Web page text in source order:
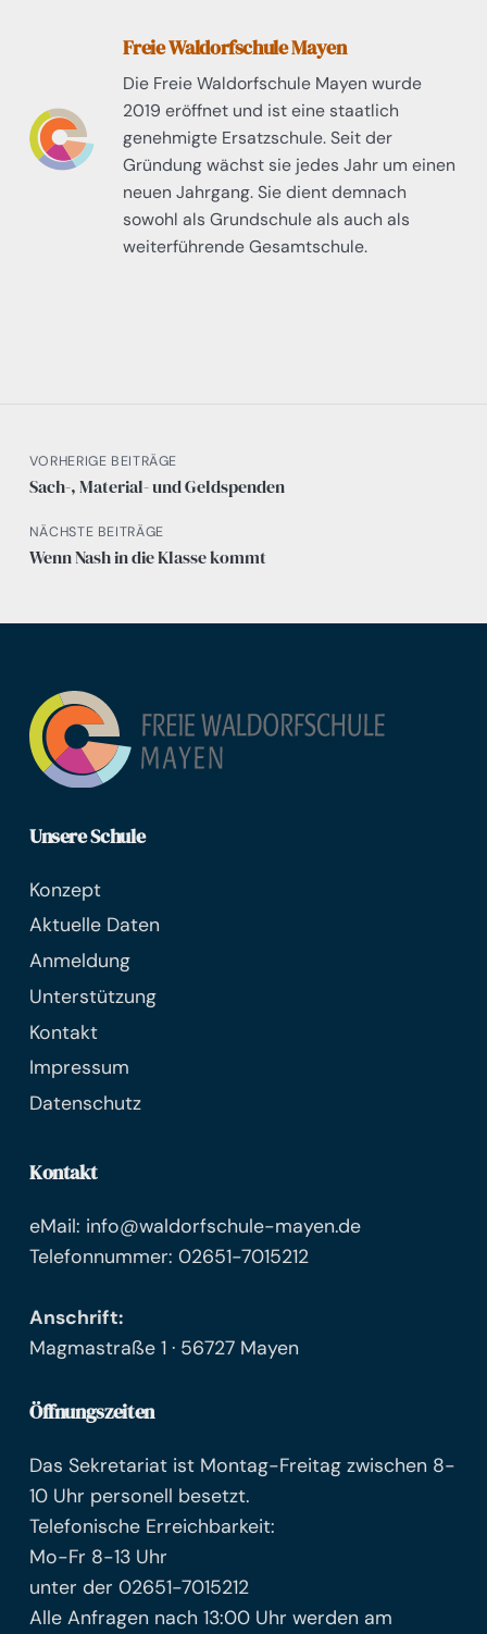
Freie Waldorfschule Mayen
Die Freie Waldorfschule Mayen wurde
2019 eröffnet und ist eine staatlich
genehmigte Ersatzschule. Seit der
Gründung wächst sie jedes Jahr um einen
neuen Jahrgang. Sie dient demnach
sowohl als Grundschule als auch als
weiterführende Gesamtschule.
VORHERIGE BEITRÄGE
Sach-, Material- und Geldspenden
NÄCHSTE BEITRÄGE
Wenn Nash in die Klasse kommt
Unsere Schule
Konzept
Aktuelle Daten
Anmeldung
Unterstützung
Kontakt
Impressum
Datenschutz
Kontakt
eMail: info@waldorfschule-mayen.de
Telefonnummer: 02651-7015212
Anschrift:
Magmastraße 1 · 56727 Mayen
Öffnungszeiten
Das Sekretariat ist Montag-Freitag zwischen 8-
10 Uhr personell besetzt.
Telefonische Erreichbarkeit:
Mo-Fr 8-13 Uhr
unter der 02651-7015212
Alle Anfragen nach 13:00 Uhr werden am